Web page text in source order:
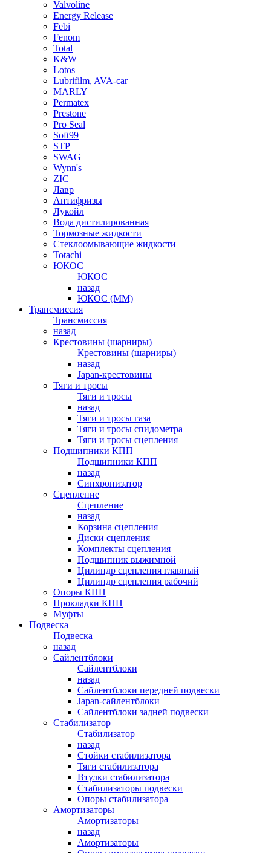
Valvoline
Energy Release
Febi
Fenom
Total
K&W
Lotos
Lubrifilm, AVA-car
MARLY
Permatex
Prestone
Pro Seal
Soft99
STP
SWAG
Wynn's
ZIC
Лавр
Антифризы
Лукойл
Вода дистилированная
Тормозные жидкости
Стеклоомывающие жидкости
Totachi
ЮКОС
ЮКОС
назад
ЮКОС (ММ)
Трансмиссия
Трансмиссия
назад
Крестовины (шарниры)
Крестовины (шарниры)
назад
Japan-крестовины
Тяги и тросы
Тяги и тросы
назад
Тяги и тросы газа
Тяги и тросы спидометра
Тяги и тросы сцепления
Подшипники КПП
Подшипники КПП
назад
Синхронизатор
Сцепление
Сцепление
назад
Корзина сцепления
Диски сцепления
Комплекты сцепления
Подшипник выжимной
Цилиндр сцепления главный
Цилиндр сцепления рабочий
Опоры КПП
Прокладки КПП
Муфты
Подвеска
Подвеска
назад
Сайлентблоки
Сайлентблоки
назад
Сайлентблоки передней подвески
Japan-сайлентблоки
Сайлентблоки задней подвески
Стабилизатор
Стабилизатор
назад
Стойки стабилизатора
Тяги стабилизатора
Втулки стабилизатора
Стабилизаторы подвески
Опоры стабилизатора
Амортизаторы
Амортизаторы
назад
Амортизаторы